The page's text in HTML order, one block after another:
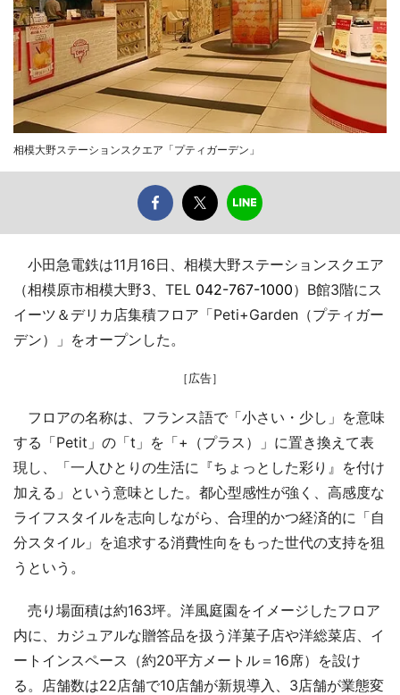
相模大野ステーションスクエア「プティガーデン」
小田急電鉄は11月16日、相模大野ステーションスクエア
（相模原市相模大野3、TEL 042-767-1000）B館3階にス
イーツ＆デリカ店集積フロア「Peti+Garden（プティガー
デン）」をオープンした。
［広告］
フロアの名称は、フランス語で「小さい・少し」を意味
する「Petit」の「t」を「+（プラス）」に置き換えて表
現し、「一人ひとりの生活に『ちょっとした彩り』を付け
加える」という意味とした。都心型感性が強く、高感度な
ライフスタイルを志向しながら、合理的かつ経済的に「自
分スタイル」を追求する消費性向をもった世代の支持を狙
うという。
売り場面積は約163坪。洋風庭園をイメージしたフロア
内に、カジュアルな贈答品を扱う洋菓子店や洋総菜店、イ
ートインスペース（約20平方メートル＝16席）を設け
る。店舗数は22店舗で10店舗が新規導入、3店舗が業態変